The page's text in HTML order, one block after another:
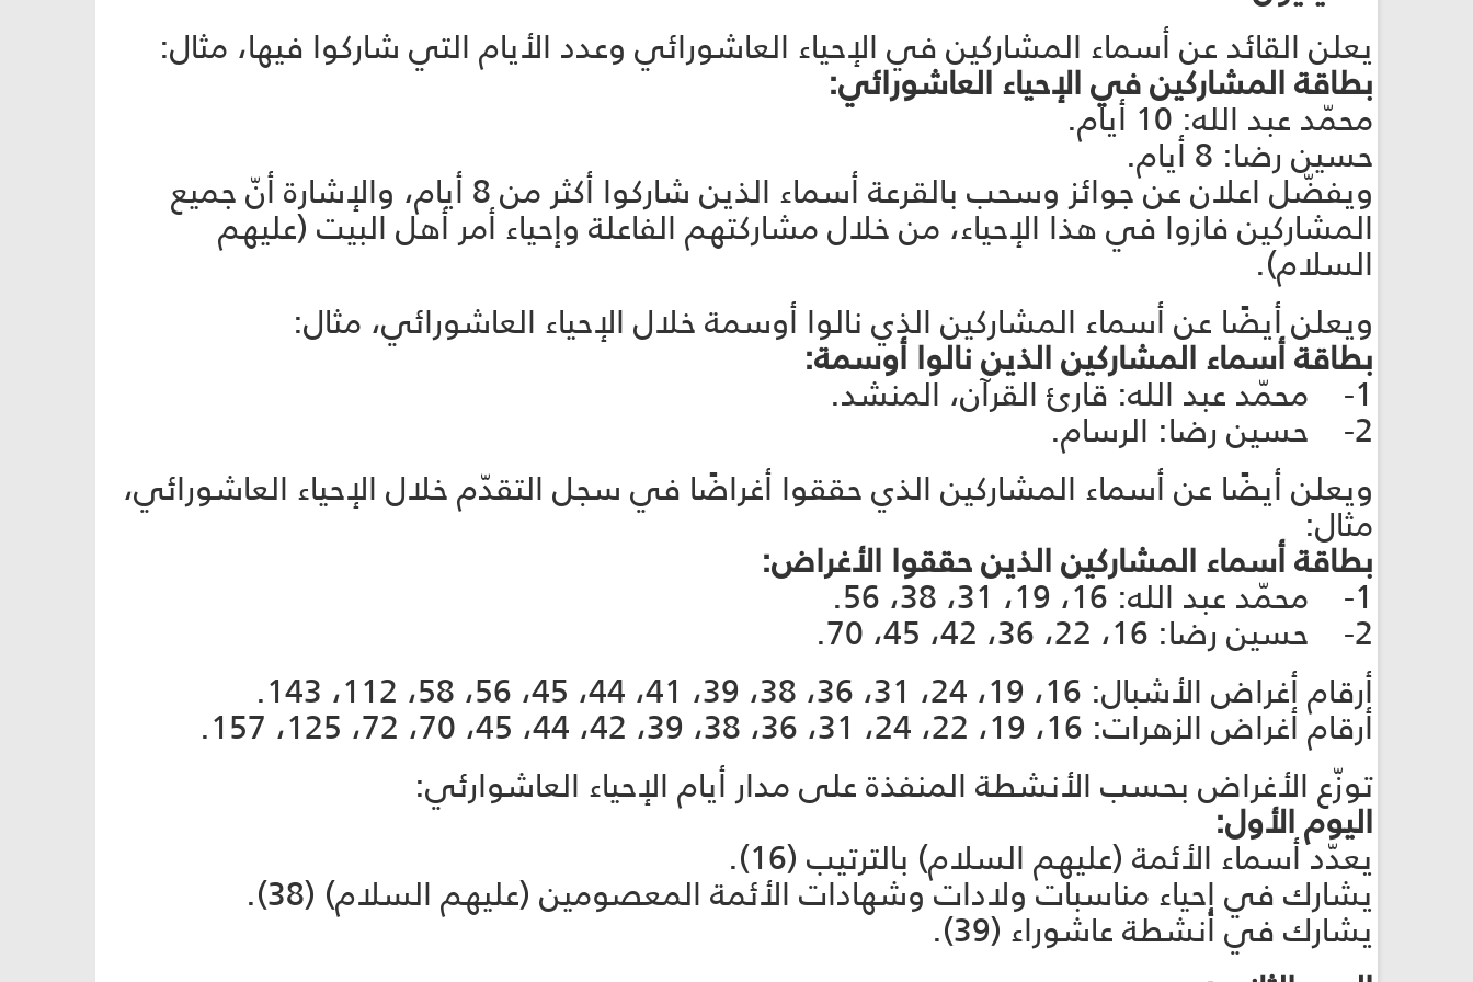
يعلن القائد عن أسماء المشاركين في الإحياء العاشورائي وعدد الأيام التي شاركوا فيها، مثال:
بطاقة المشاركين في الإحياء العاشورائي:
محمّد عبد الله: 10 أيام.
حسين رضا: 8 أيام.
ويفضّل اعلان عن جوائز وسحب بالقرعة أسماء الذين شاركوا أكثر من 8 أيام، والإشارة أنّ جميع
المشاركين فازوا في هذا الإحياء، من خلال مشاركتهم الفاعلة وإحياء أمر أهل البيت (عليهم
السلام).
ويعلن أيضًا عن أسماء المشاركين الذي نالوا أوسمة خلال الإحياء العاشورائي، مثال:
بطاقة أسماء المشاركين الذين نالوا أوسمة:
1- محمّد عبد الله: قارئ القرآن، المنشد.
2- حسين رضا: الرسام.
ويعلن أيضًا عن أسماء المشاركين الذي حققوا أغراضًا في سجل التقدّم خلال الإحياء العاشورائي،
مثال:
بطاقة أسماء المشاركين الذين حققوا الأغراض:
1- محمّد عبد الله: 16، 19، 31، 38، 56.
2- حسين رضا: 16، 22، 36، 42، 45، 70.
أرقام أغراض الأشبال: 16، 19، 24، 31، 36، 38، 39، 41، 44، 45، 56، 58، 112، 143.
أرقام أغراض الزهرات: 16، 19، 22، 24، 31، 36، 38، 39، 42، 44، 45، 70، 72، 125، 157.
توزّع الأغراض بحسب الأنشطة المنفذة على مدار أيام الإحياء العاشوارئي:
اليوم الأول:
يعدّد أسماء الأئمة (عليهم السلام) بالترتيب (16).
يشارك في إحياء مناسبات ولادات وشهادات الأئمة المعصومين (عليهم السلام) (38).
يشارك في أنشطة عاشوراء (39).